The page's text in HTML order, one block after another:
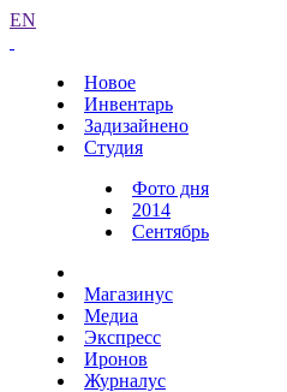
EN
Новое
Инвентарь
Задизайнено
Студия
Фото дня
2014
Сентябрь
Магазинус
Медиа
Экспресс
Иронов
Журналус